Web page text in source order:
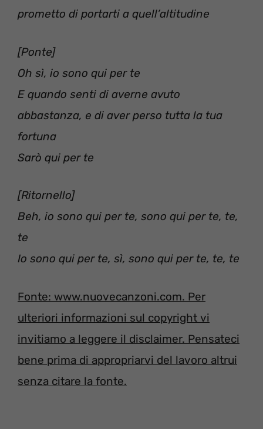
prometto di portarti a quell’altitudine
[Ponte]
Oh sì, io sono qui per te
E quando senti di averne avuto
abbastanza, e di aver perso tutta la tua
fortuna
Sarò qui per te
[Ritornello]
Beh, io sono qui per te, sono qui per te, te,
te
Io sono qui per te, sì, sono qui per te, te, te
Fonte: www.nuovecanzoni.com. Per
ulteriori informazioni sul copyright vi
invitiamo a leggere il disclaimer. Pensateci
bene prima di appropriarvi del lavoro altrui
senza citare la fonte.